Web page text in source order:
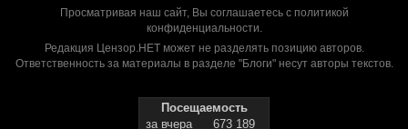
Просматривая наш сайт, Вы соглашаетесь с политикой
конфиденциальности.
Редакция Цензор.НЕТ может не разделять позицию авторов.
Ответственность за материалы в разделе "Блоги" несут авторы текстов.
Посещаемость
за вчера
673 189